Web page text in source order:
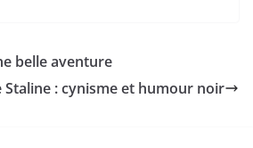
belle aventure
Staline : cynisme et humour noir